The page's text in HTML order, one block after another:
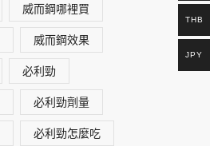
威而鋼哪裡買
威而鋼效果
必利勁
必利勁劑量
必利勁怎麼吃
THB
JPY